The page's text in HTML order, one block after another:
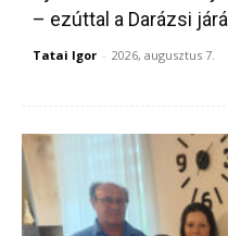
– ezúttal a Darázsi
Tatai Igor - 2026, augusztus 7.